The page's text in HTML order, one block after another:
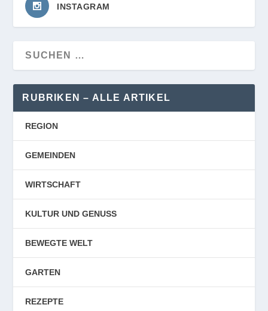
INSTAGRAM
RUBRIKEN – ALLE ARTIKEL
REGION
GEMEINDEN
WIRTSCHAFT
KULTUR UND GENUSS
BEWEGTE WELT
GARTEN
REZEPTE